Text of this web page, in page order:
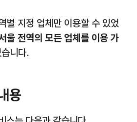
별 지정 업체만 이용할 수 있었
울 전역의 모든 업체를 이용 가
니다.
용